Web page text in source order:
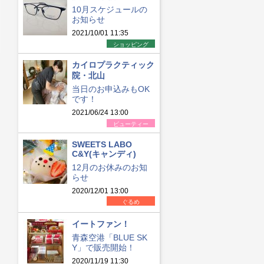
10月スケジュールの
お知らせ
2021/10/01 11:35
ショッピング
カイロプラクティック
院・北山
当日のお申込みもOK
です！
2021/06/24 13:00
ビューティー
SWEETS LABO
C&Y(キャンディ)
12月のお休みのお知
らせ
2020/12/01 13:00
ぐるめ
イートファン！
青森空港「BLUE SK
Y」で販売開始！
2020/11/19 11:30